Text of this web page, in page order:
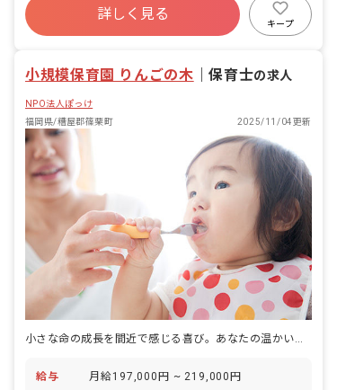
詳しく見る
キープ
小規模保育園 りんごの木 ｜保育士の求人
NPO法人ぽっけ
福岡県/糟屋郡篠栗町
2025/11/04更新
給与 月給197,000円 ~ 219,000円